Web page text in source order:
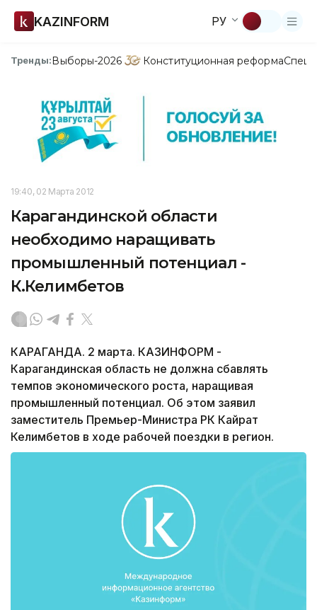
KAZINFORM РУ
Тренды:Выборы-2026 Конституционная реформа
19:40, 02 Марта 2012
Карагандинской области
необходимо наращивать
промышленный потенциал -
К.Келимбетов
КАРАГАНДА. 2 марта. КАЗИНФОРМ -
Карагандинская область не должна сбавлять
темпов экономического роста, наращивая
промышленный потенциал. Об этом заявил
заместитель Премьер-Министра РК Кайрат
Келимбетов в ходе рабочей поездки в регион.